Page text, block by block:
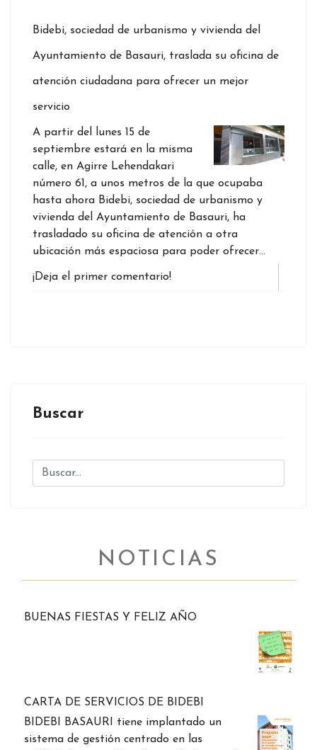
Bidebi, sociedad de urbanismo y vivienda del
Ayuntamiento de Basauri, traslada su oficina de
atención ciudadana para ofrecer un mejor
servicio
A partir del lunes 15 de
septiembre estará en la misma
calle, en Agirre Lehendakari
número 61, a unos metros de la que ocupaba
hasta ahora Bidebi, sociedad de urbanismo y
vivienda del Ayuntamiento de Basauri, ha
trasladado su oficina de atención a otra
ubicación más espaciosa para poder ofrecer…
¡Deja el primer comentario!
Buscar
NOTICIAS
BUENAS FIESTAS Y FELIZ AÑO
CARTA DE SERVICIOS DE BIDEBI
BIDEBI BASAURI tiene implantado un
sistema de gestión centrado en las